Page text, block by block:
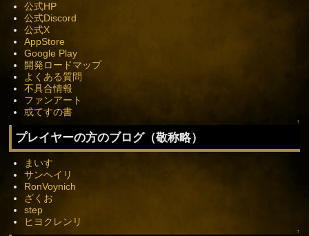
公式HP
公式Discord
公式X
AppStore
Google Play
開発ロードマップ
よくある質問
不具合情報
ファンアート
或てすの書
↑
プレイヤーの方のブログ（敬称略）
まいす
サンヘイリ
RonVoynich
ざくお
step
ヒヨクレンリ
↑